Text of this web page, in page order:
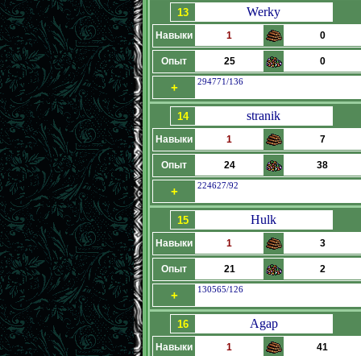
13 Werky
Навыки 1 0
Опыт 25 0
+ 294771/136
14 stranik
Навыки 1 7
Опыт 24 38
+ 224627/92
15 Hulk
Навыки 1 3
Опыт 21 2
+ 130565/126
16 Agap
Навыки 1 41